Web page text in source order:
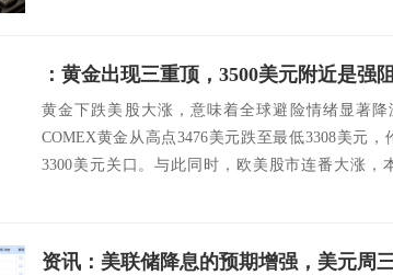
：黄金出现三重顶，3500美元附近是强
黄金下跌美股大涨，意味着全球避险情绪显著降
COMEX黄金从高点3476美元跌至最低3308美元，
3300美元关口。与此同时，欧美股市连番大涨，